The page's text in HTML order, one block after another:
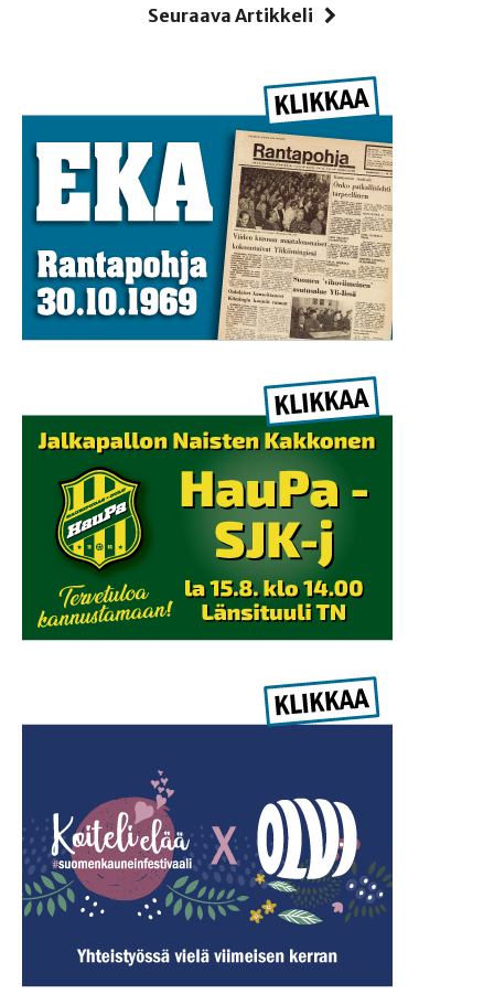
Seuraava Artikkeli